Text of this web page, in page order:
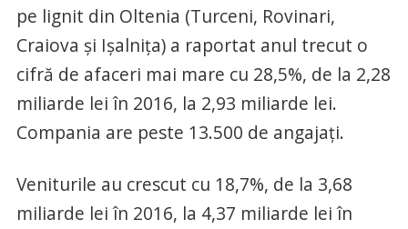
pe lignit din Oltenia (Turceni, Rovinari,
Craiova şi Işalniţa) a raportat anul trecut o
cifră de afaceri mai mare cu 28,5%, de la 2,28
miliarde lei în 2016, la 2,93 miliarde lei.
Compania are peste 13.500 de angajaţi.
Veniturile au crescut cu 18,7%, de la 3,68
miliarde lei în 2016, la 4,37 miliarde lei în